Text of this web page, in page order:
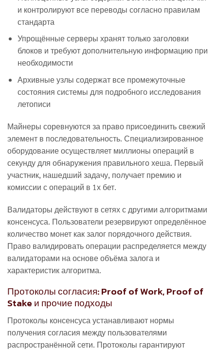
и контролируют все переводы согласно правилам
стандарта
Упрощённые серверы хранят только заголовки
блоков и требуют дополнительную информацию при
необходимости
Архивные узлы содержат все промежуточные
состояния системы для подробного исследования
летописи
Майнеры соревнуются за право присоединить свежий
элемент в последовательность. Специализированное
оборудование осуществляет миллионы операций в
секунду для обнаружения правильного хеша. Первый
участник, нашедший задачу, получает премию и
комиссии с операций в 1х бет.
Валидаторы действуют в сетях с другими алгоритмами
консенсуса. Пользователи резервируют определённое
количество монет как залог порядочного действия.
Право валидировать операции распределяется между
валидаторами на основе объёма залога и
характеристик алгоритма.
Протоколы согласия: Proof of Work, Proof of
Stake и прочие подходы
Протоколы консенсуса устанавливают нормы
получения согласия между пользователями
распространённой сети. Протоколы гарантируют